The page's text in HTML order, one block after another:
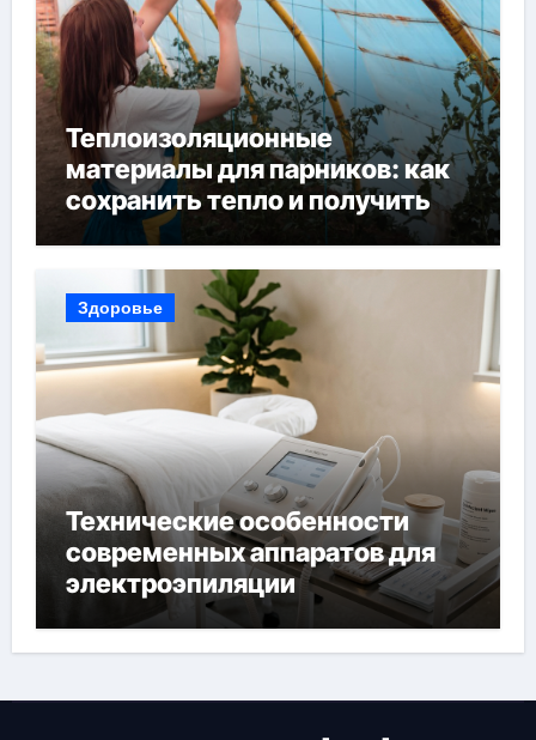
Теплоизоляционные
материалы для парников: как
сохранить тепло и получить
богатый урожай
Здоровье
Технические особенности
современных аппаратов для
электроэпиляции